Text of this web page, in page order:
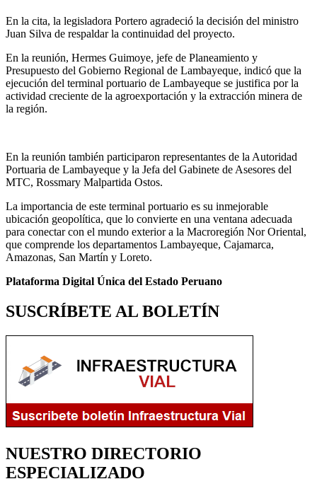
En la cita, la legisladora Portero agradeció la decisión del ministro
Juan Silva de respaldar la continuidad del proyecto.
En la reunión, Hermes Guimoye, jefe de Planeamiento y
Presupuesto del Gobierno Regional de Lambayeque, indicó que la
ejecución del terminal portuario de Lambayeque se justifica por la
actividad creciente de la agroexportación y la extracción minera de
la región.
En la reunión también participaron representantes de la Autoridad
Portuaria de Lambayeque y la Jefa del Gabinete de Asesores del
MTC, Rossmary Malpartida Ostos.
La importancia de este terminal portuario es su inmejorable
ubicación geopolítica, que lo convierte en una ventana adecuada
para conectar con el mundo exterior a la Macroregión Nor Oriental,
que comprende los departamentos Lambayeque, Cajamarca,
Amazonas, San Martín y Loreto.
Plataforma Digital Única del Estado Peruano
SUSCRÍBETE AL BOLETÍN
NUESTRO DIRECTORIO
ESPECIALIZADO